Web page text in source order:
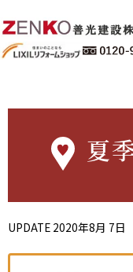
夏
UPDATE 2020年8月 7日